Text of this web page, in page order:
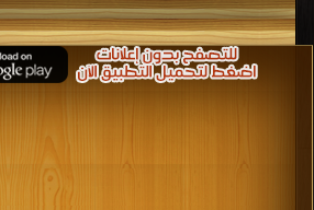
كتب 1970
كتب 1969 كتب 1968
كتب 1966
كتب 1965 كتب 1964
كتب 1962
كتب 1961 كتب 1960
كتب 1957
كتب 1952